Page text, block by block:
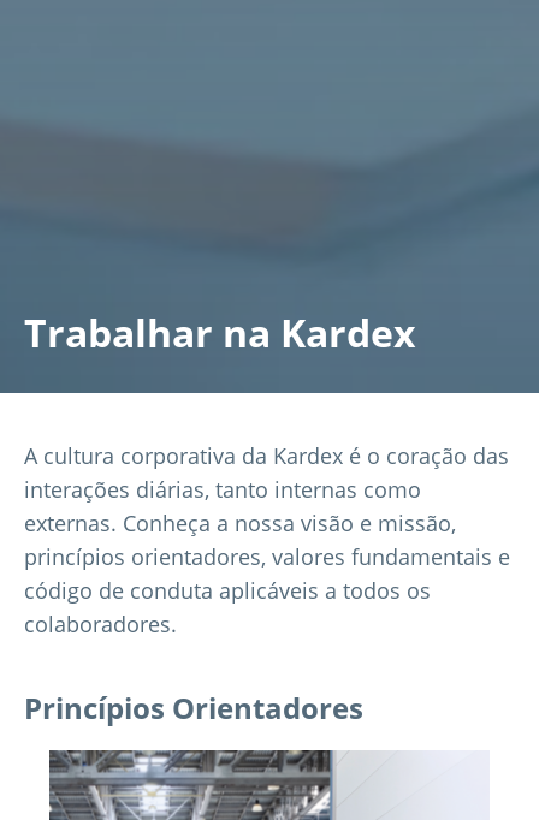
Trabalhar na Kardex
A cultura corporativa da Kardex é o coração das
interações diárias, tanto internas como
externas. Conheça a nossa visão e missão,
princípios orientadores, valores fundamentais e
código de conduta aplicáveis a todos os
colaboradores.
Princípios Orientadores